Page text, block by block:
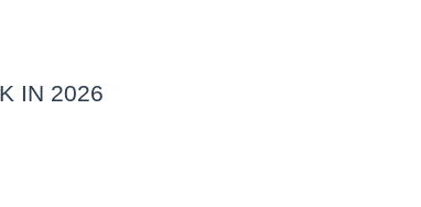
IN 2026